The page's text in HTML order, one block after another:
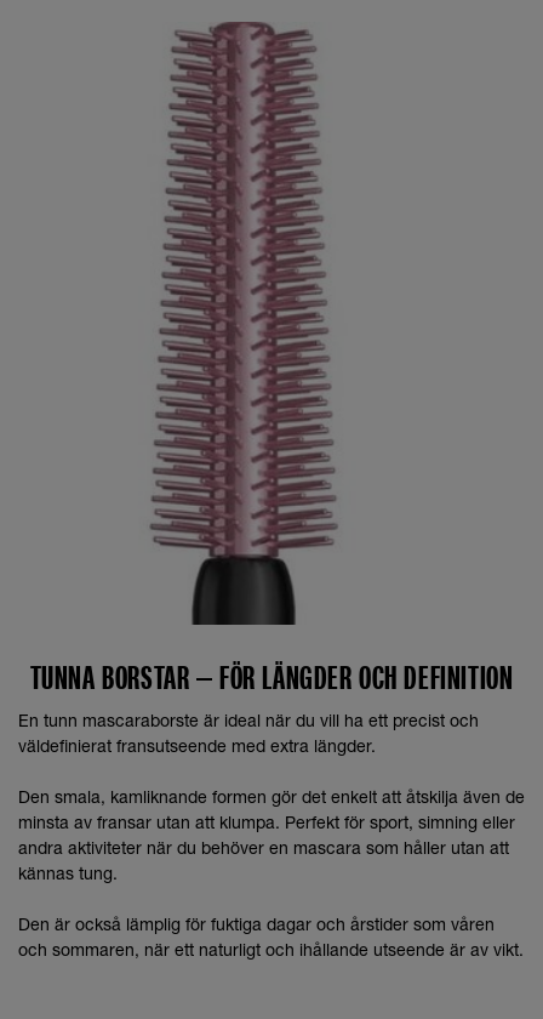
TUNNA BORSTAR – FÖR LÄNGDER OCH DEFINITION
En tunn mascaraborste är ideal när du vill ha ett precist och
väldefinierat fransutseende med extra längder.
Den smala, kamliknande formen gör det enkelt att åtskilja även de
minsta av fransar utan att klumpa. Perfekt för sport, simning eller
andra aktiviteter när du behöver en mascara som håller utan att
kännas tung.
Den är också lämplig för fuktiga dagar och årstider som våren
och sommaren, när ett naturligt och ihållande utseende är av vikt.